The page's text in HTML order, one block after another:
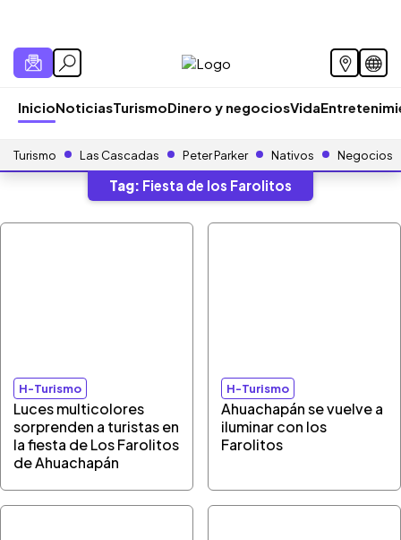
InicioNoticiasTurismoDinero y negociosVida
Turismo Las Cascadas Peter Parker Nativos Negocios
Tag: Fiesta de los Farolitos
H-Turismo
Luces multicolores
sorprenden a turistas en
la fiesta de Los Farolitos
de Ahuachapán
H-Turismo
Ahuachapán se vuelve a
iluminar con los
Farolitos